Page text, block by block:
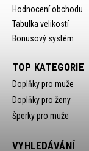
Hodnocení obchodu
Tabulka velikostí
Bonusový systém
TOP KATEGORIE
Doplňky pro muže
Doplňky pro ženy
Šperky pro muže
VYHLEDÁVÁNÍ